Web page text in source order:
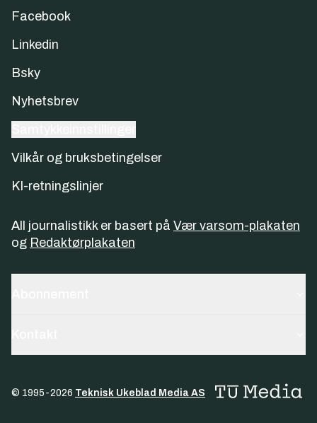
Facebook
Linkedin
Bsky
Nyhetsbrev
Vilkår og bruksbetingelser
KI-retningslinjer
All journalistikk er basert på Vær varsom-plakaten
og Redaktørplakaten
© 1995-2026 Teknisk Ukeblad Media AS